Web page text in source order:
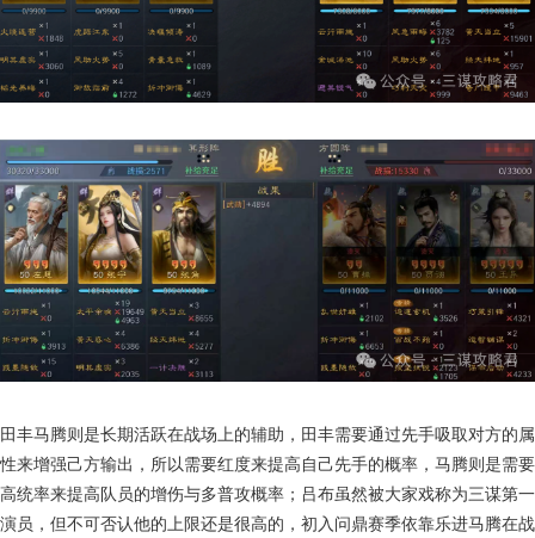
田丰马腾则是长期活跃在战场上的辅助，田丰需要通过先手吸取对方的属
性来增强己方输出，所以需要红度来提高自己先手的概率，马腾则是需要
高统率来提高队员的增伤与多普攻概率；吕布虽然被大家戏称为三谋第一
演员，但不可否认他的上限还是很高的，初入问鼎赛季依靠乐进马腾在战